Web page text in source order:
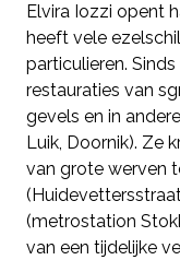
Elvira Iozzi opent
heeft vele
particulieren.
restauraties van
gevels en in
Luik, Doornik). Ze
van grote werven
(metrostation
van een tijdelijke